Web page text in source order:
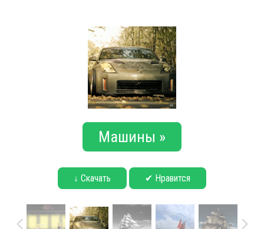
Машины »
↓ Скачать ✔ Нравится